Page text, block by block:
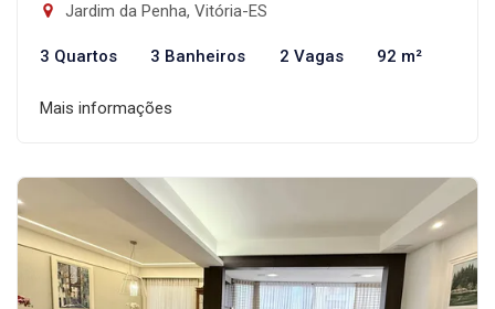
Jardim da Penha, Vitória-ES
3 Quartos 3 Banheiros 2 Vagas 92 m²
Mais informações